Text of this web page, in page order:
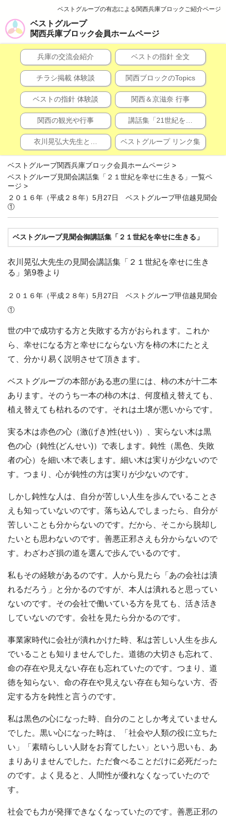
ベストグループの有志による関西兵庫ブロックご紹介ページ
ベストグループ
関西兵庫ブロック会員ホームページ
兵庫の交流会紹介 ベストの指針 全文
チラシ掲載 体験談 関西ブロックのTopics
ベストの指針 体験談 関西＆京滋奈 行事
関西の観光や行事 講話集「21世紀を…
衣川晃弘大先生と… ベストグループ リンク集
ベストグループ関西兵庫ブロック会員ホームページ >
ベストグループ見聞会講話集「２１世紀を幸せに生きる」一覧ペ
ージ >
２０１６年（平成２８年）5月27日 ベストグループ甲信越見聞会
①
ベストグループ見聞会御講話集「２１世紀を幸せに生きる」
衣川晃弘大先生の見聞会講話集「２１世紀を幸せに生き
る」第9巻より
２０１６年（平成２８年）5月27日 ベストグループ甲信越見聞会
①
世の中で成功する方と失敗する方がおられます。これか
ら、幸せになる方と幸せにならない方を柿の木にたとえ
て、分かり易く説明させて頂きます。
ベストグループの本部がある恵の里には、柿の木が十二本
あります。そのうち一本の柿の木は、何度植え替えても、
植え替えても枯れるのです。それは土壌が悪いからです。
実る木は赤色の心（激(げき)性(せい)）、実らない木は黒
色の心（鈍性(どんせい)）で表します。鈍性（黒色、失敗
者の心）を細い木で表します。細い木は実りが少ないので
す。つまり、心が鈍性の方は実りが少ないのです。
しかし鈍性な人は、自分が苦しい人生を歩んでいることさ
えも知っていないのです。落ち込んでしまったら、自分が
苦しいことも分からないのです。だから、そこから脱却し
たいとも思わないのです。善悪正邪さえも分からないので
す。わざわざ損の道を選んで歩んでいるのです。
私もその経験があるのです。人から見たら「あの会社は潰
れるだろう」と分かるのですが、本人は潰れると思ってい
ないのです。その会社で働いている方を見ても、活き活き
していないのです。会社を見たら分かるのです。
事業家時代に会社が潰れかけた時、私は苦しい人生を歩ん
でいることも知りませんでした。道徳の大切さも忘れて、
命の存在や見えない存在も忘れていたのです。つまり、道
徳を知らない、命の存在や見えない存在も知らない方、否
定する方を鈍性と言うのです。
私は黒色の心になった時、自分のことしか考えていません
でした。黒い心になった時は、「社会や人類の役に立ちた
い」「素晴らしい人財をお育てしたい」という思いも、あ
まりありませんでした。ただ食べることだけに必死だった
のです。よく見ると、人間性が優れなくなっていたので
す。
社会でも力が発揮できなくなっていたのです。善悪正邪の